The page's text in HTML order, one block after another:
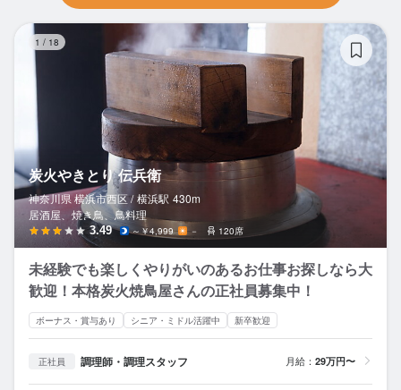
1 / 18
炭火やきとり 伝兵衛
神奈川県 横浜市西区 / 横浜駅 430m
居酒屋、焼き鳥、鳥料理
3.49 ～￥4,999 － 120席
未経験でも楽しくやりがいのあるお仕事お探しなら大
歓迎！本格炭火焼鳥屋さんの正社員募集中！
ボーナス・賞与あり シニア・ミドル活躍中 新卒歓迎
正社員 調理師・調理スタッフ 月給： 29万円〜